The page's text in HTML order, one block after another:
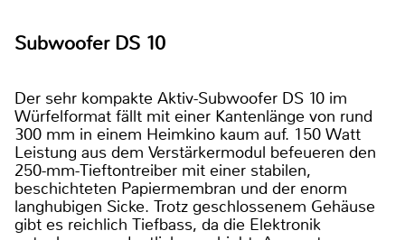
Subwoofer DS 10
Der sehr kompakte Aktiv-Subwoofer DS 10 im
Würfelformat fällt mit einer Kantenlänge von rund
300 mm in einem Heimkino kaum auf. 150 Watt
Leistung aus dem Verstärkermodul befeueren den
250-mm-Tieftontreiber mit einer stabilen,
beschichteten Papiermembran und der enorm
langhubigen Sicke. Trotz geschlossenem Gehäuse
gibt es reichlich Tiefbass, da die Elektronik